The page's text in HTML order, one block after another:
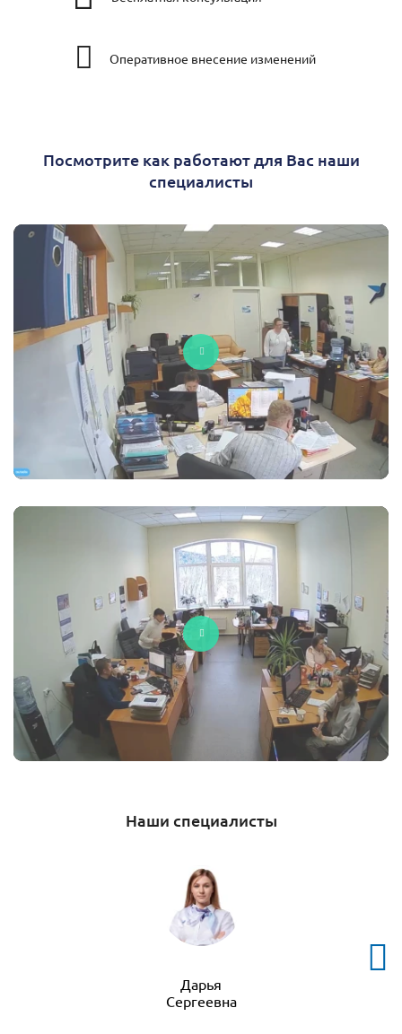
Оперативное внесение изменений
Посмотрите как работают для Вас наши
специалисты
Наши специалисты
Дарья
Сергеевна